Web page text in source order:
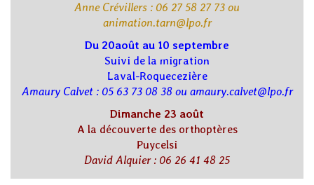
Anne Crévillers : 06 27 58 27 73 ou
animation.tarn@lpo.fr
Du 20août au 10 septembre
Suivi de la migration
Laval-Roquecezière
Amaury Calvet : 05 63 73 08 38 ou amaury.calvet@lpo.fr
Dimanche 23 août
A la découverte des orthoptères
Puycelsi
David Alquier : 06 26 41 48 25